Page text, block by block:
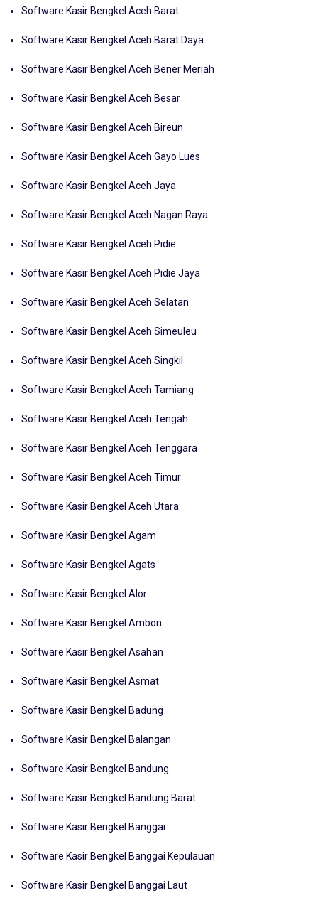
Software Kasir Bengkel Aceh Barat
Software Kasir Bengkel Aceh Barat Daya
Software Kasir Bengkel Aceh Bener Meriah
Software Kasir Bengkel Aceh Besar
Software Kasir Bengkel Aceh Bireun
Software Kasir Bengkel Aceh Gayo Lues
Software Kasir Bengkel Aceh Jaya
Software Kasir Bengkel Aceh Nagan Raya
Software Kasir Bengkel Aceh Pidie
Software Kasir Bengkel Aceh Pidie Jaya
Software Kasir Bengkel Aceh Selatan
Software Kasir Bengkel Aceh Simeuleu
Software Kasir Bengkel Aceh Singkil
Software Kasir Bengkel Aceh Tamiang
Software Kasir Bengkel Aceh Tengah
Software Kasir Bengkel Aceh Tenggara
Software Kasir Bengkel Aceh Timur
Software Kasir Bengkel Aceh Utara
Software Kasir Bengkel Agam
Software Kasir Bengkel Agats
Software Kasir Bengkel Alor
Software Kasir Bengkel Ambon
Software Kasir Bengkel Asahan
Software Kasir Bengkel Asmat
Software Kasir Bengkel Badung
Software Kasir Bengkel Balangan
Software Kasir Bengkel Bandung
Software Kasir Bengkel Bandung Barat
Software Kasir Bengkel Banggai
Software Kasir Bengkel Banggai Kepulauan
Software Kasir Bengkel Banggai Laut